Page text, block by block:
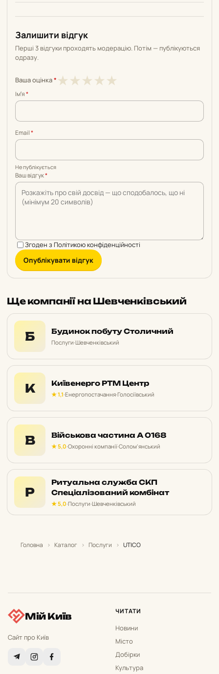
Залишити відгук
Перші 3 відгуки проходять модерацію. Потім — публікуються
одразу.
Ваша оцінка* ★
5
★4
5
★3
5
★2
5
★1
5
Імʼя*
Email*
Не публікується
Ваш відгук*
Згоден з Політикою конфіденційності
Опублікувати відгук
Ще компанії на Шевченківський
Б Будинок побуту Столичний
Послуги·Шевченківський
К Київенерго РТМ Центр
★ 1,1·Енергопостачання·Голосіївський
В Військова частина А 0168
★ 5,0·Охоронні компанії·Солом’янський
Р
Ритуальна служба СКП
Спеціалізований комбінат
★ 5,0·Послуги·Шевченківський
Головна › Каталог › Послуги › UTICO
Мій Київ
Сайт про Київ
ЧИТАТИ
Новини
Місто
Добірки
Культура